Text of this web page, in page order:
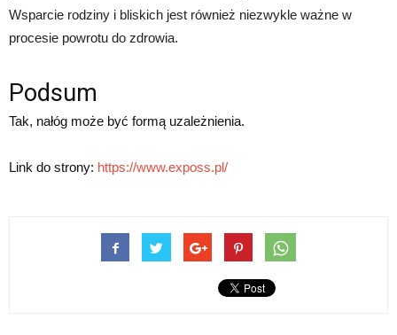
Wsparcie rodziny i bliskich jest również niezwykle ważne w
procesie powrotu do zdrowia.
Podsum
Tak, nałóg może być formą uzależnienia.
Link do strony: https://www.exposs.pl/